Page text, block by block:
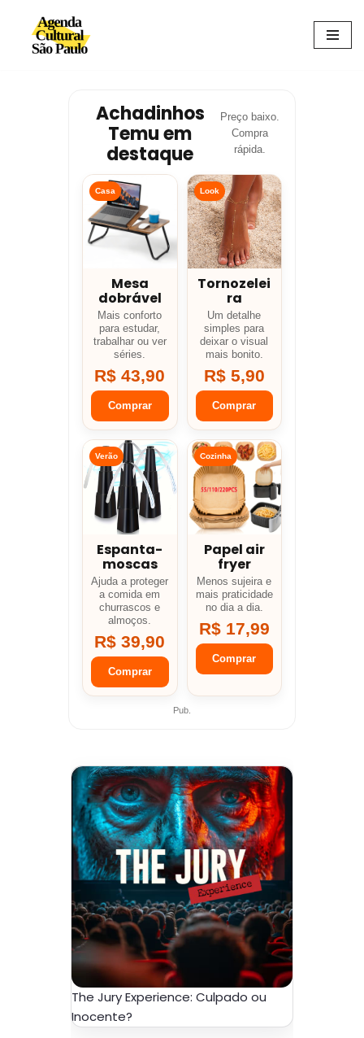
Avançar
Achadinhos
Temu em
destaque
Preço baixo.
Compra
rápida.
Casa
Mesa
dobrável
Mais conforto
para estudar,
trabalhar ou ver
séries.
R$ 43,90
Comprar
Look
Tornozelei
ra
Um detalhe
simples para
deixar o visual
mais bonito.
R$ 5,90
Comprar
Verão
Espanta-
moscas
Ajuda a proteger
a comida em
churrascos e
almoços.
R$ 39,90
Comprar
Cozinha
Papel air
fryer
Menos sujeira e
mais praticidade
no dia a dia.
R$ 17,99
Comprar
Pub.
The Jury Experience: Culpado ou
Inocente?